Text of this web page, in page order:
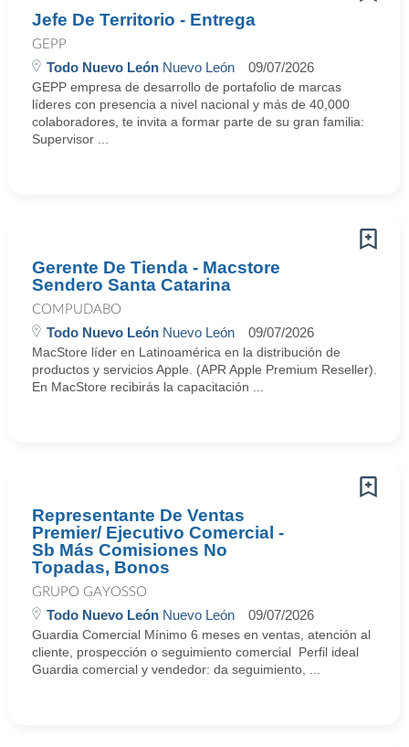
Jefe De Territorio - Entrega
GEPP
Todo Nuevo León Nuevo León 09/07/2026
GEPP empresa de desarrollo de portafolio de marcas
líderes con presencia a nivel nacional y más de 40,000
colaboradores, te invita a formar parte de su gran familia:
Supervisor ...
Gerente De Tienda - Macstore
Sendero Santa Catarina
COMPUDABO
Todo Nuevo León Nuevo León 09/07/2026
MacStore líder en Latinoamérica en la distribución de
productos y servicios Apple. (APR Apple Premium Reseller).
En MacStore recibirás la capacitación ...
Representante De Ventas
Premier/ Ejecutivo Comercial -
Sb Más Comisiones No
Topadas, Bonos
GRUPO GAYOSSO
Todo Nuevo León Nuevo León 09/07/2026
Guardia Comercial Mínimo 6 meses en ventas, atención al
cliente, prospección o seguimiento comercial Perfil ideal
Guardia comercial y vendedor: da seguimiento, ...